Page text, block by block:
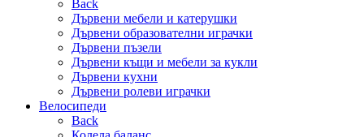
Back
Дървени мебели и катерушки
Дървени образователни играчки
Дървени пъзели
Дървени къщи и мебели за кукли
Дървени кухни
Дървени ролеви играчки
Велосипеди
Back